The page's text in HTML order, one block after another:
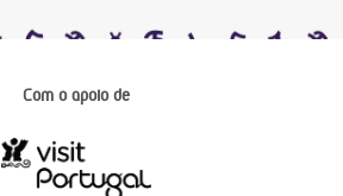
Com o apoio de